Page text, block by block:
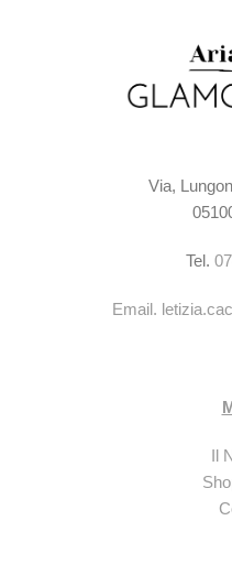
Via,
Tel.
Email.
Il